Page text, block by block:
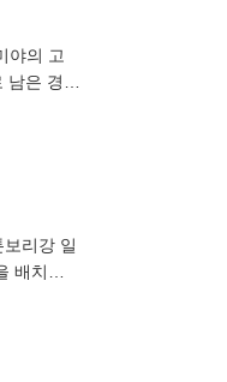
야의 고
은 경기
리강 일
배치해